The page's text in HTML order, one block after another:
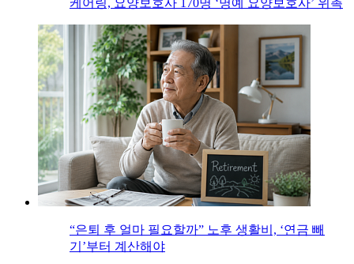
케어링, 요양보호사 170명 ‘명예 요양보호사’ 위촉
“은퇴 후 얼마 필요할까” 노후 생활비, ‘연금 빼
기’부터 계산해야